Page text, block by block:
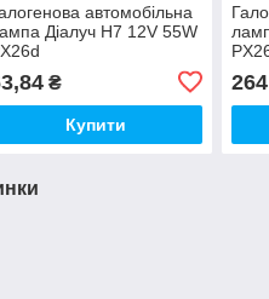
автомобільна
Діалуч H7 12V 55W
₴
Купити